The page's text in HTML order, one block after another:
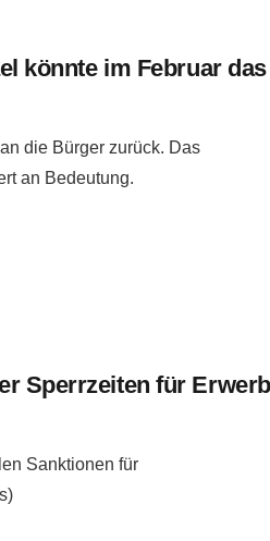
könnte im Februar
die Bürger zurück. Das
an Bedeutung.
Sperrzeiten für
Sanktionen für